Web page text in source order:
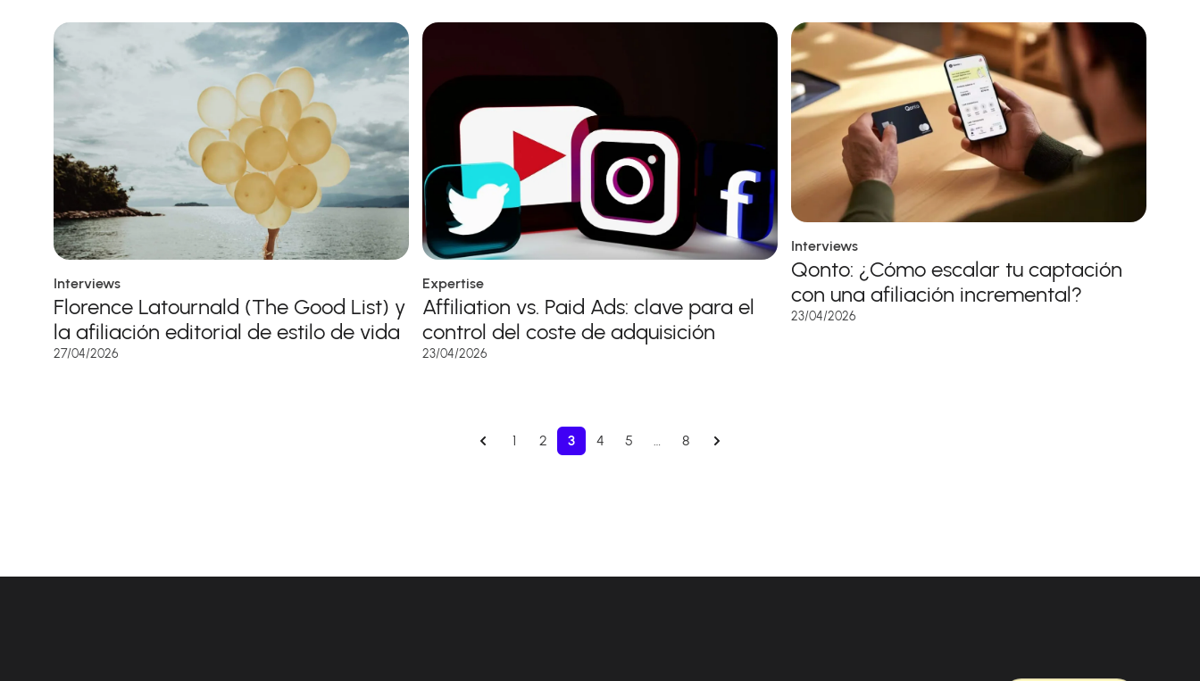
Interviews
Florence Latournald (The Good List) y
la afiliación editorial de estilo de vida
27/04/2026
Expertise
Affiliation vs. Paid Ads: clave para el
control del coste de adquisición
23/04/2026
Interviews
Qonto: ¿Cómo escalar tu captación
con una afiliación incremental?
23/04/2026
1 2 3 4 5 8